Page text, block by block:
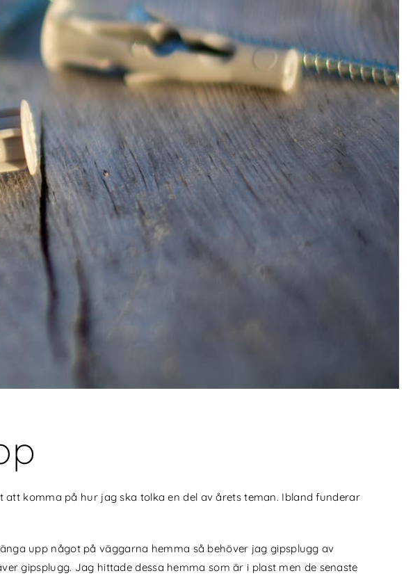
komma på hur jag ska tolka en del av årets teman. Ibland funderar
upp något på väggarna hemma så behöver jag gipsplugg av
gipsplugg. Jag hittade dessa hemma som är i plast men de senaste